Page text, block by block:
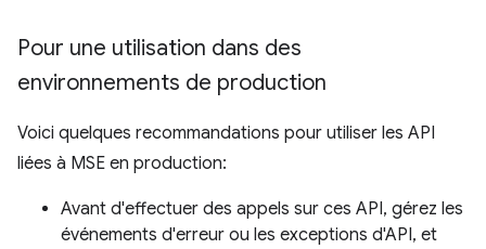
Pour une utilisation dans des
environnements de production
Voici quelques recommandations pour utiliser les API
liées à MSE en production:
Avant d'effectuer des appels sur ces API, gérez les
événements d'erreur ou les exceptions d'API, et